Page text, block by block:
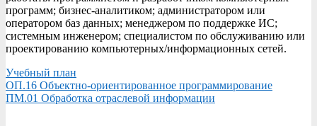
программ; бизнес-аналитиком; администратором или
оператором баз данных; менеджером по поддержке ИС;
системным инженером; специалистом по обслуживанию или
проектированию компьютерных/информационных сетей.
Учебный план
ОП.16 Объектно-ориентированное программирование
ПМ.01 Обработка отраслевой информации